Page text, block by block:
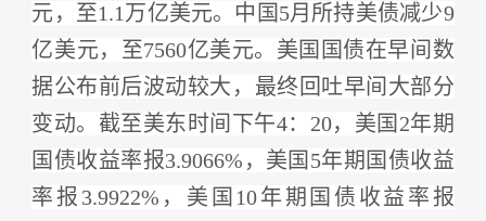
元，至1.1万亿美元。中国5月所持美债减少9
亿美元，至7560亿美元。美国国债在早间数
据公布前后波动较大，最终回吐早间大部分
变动。截至美东时间下午4：20，美国2年期
国债收益率报3.9066%，美国5年期国债收益
率报3.9922%，美国10年期国债收益率报